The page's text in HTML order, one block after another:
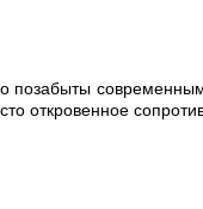
позабыты
откровенное